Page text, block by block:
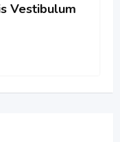
Vestibulum